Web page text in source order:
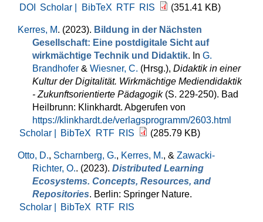
DOI
Scholar | BibTeX RTF RIS (351.41 KB)
Kerres, M. (2023). Bildung in der Nächsten
Gesellschaft: Eine postdigitale Sicht auf
wirkmächtige Technik und Didaktik. In G.
Brandhofer & Wiesner, C. (Hrsg.), Didaktik in einer
Kultur der Digitalität. Wirkmächtige Mediendidaktik
- Zukunftsorientierte Pädagogik(S. 229-250). Bad
Heilbrunn: Klinkhardt. Abgerufen von
https://klinkhardt.de/verlagsprogramm/2603.html
Scholar |
BibTeX RTF RIS (285.79 KB)
Otto, D., Scharnberg, G., Kerres, M., & Zawacki-
Richter, O.. (2023). Distributed Learning
Ecosystems. Concepts, Resources, and
Repositories. Berlin: Springer Nature.
Scholar |
BibTeX RTF RIS